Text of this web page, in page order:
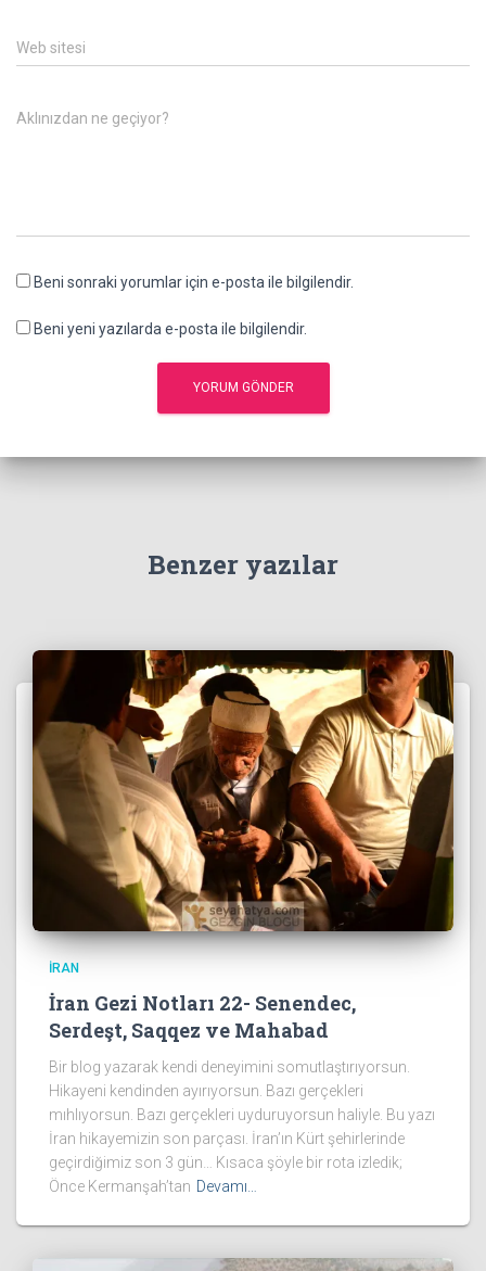
Web sitesi
Aklınızdan ne geçiyor?
Beni sonraki yorumlar için e-posta ile bilgilendir.
Beni yeni yazılarda e-posta ile bilgilendir.
Benzer yazılar
İRAN
İran Gezi Notları 22- Senendec,
Serdeşt, Saqqez ve Mahabad
Bir blog yazarak kendi deneyimini somutlaştırıyorsun.
Hikayeni kendinden ayırıyorsun. Bazı gerçekleri
mıhlıyorsun. Bazı gerçekleri uyduruyorsun haliyle. Bu yazı
İran hikayemizin son parçası. İran’ın Kürt şehirlerinde
geçirdiğimiz son 3 gün… Kısaca şöyle bir rota izledik;
Önce Kermanşah’tan Devamı…